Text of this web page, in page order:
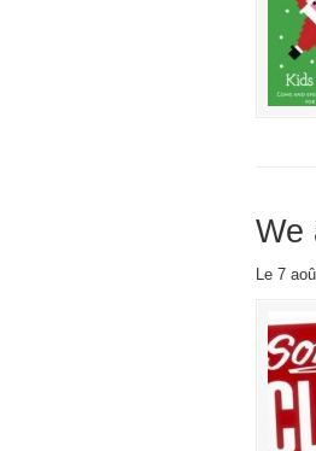
We
Le 7